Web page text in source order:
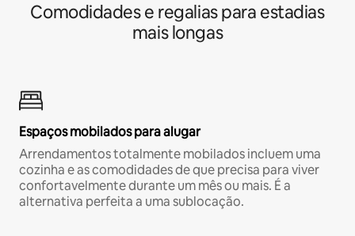
Comodidades e regalias para estadias
mais longas
Espaços mobilados para alugar
Arrendamentos totalmente mobilados incluem uma
cozinha e as comodidades de que precisa para viver
confortavelmente durante um mês ou mais. É a
alternativa perfeita a uma sublocação.